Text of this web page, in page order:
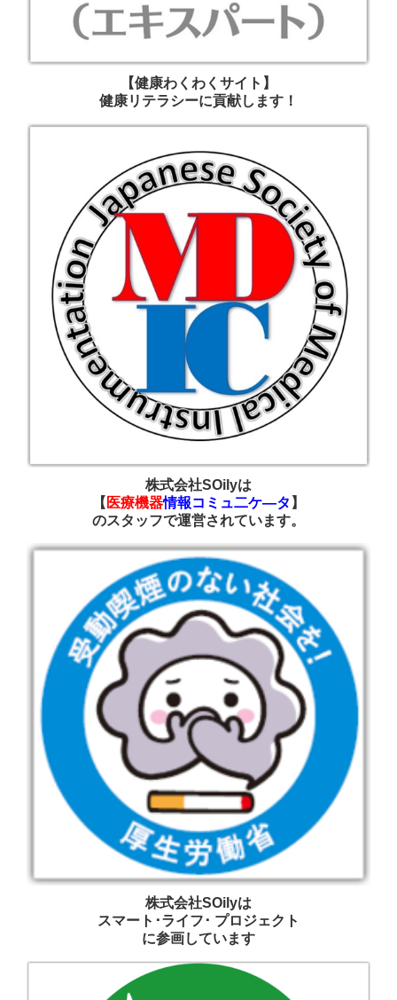
【健康わくわくサイト】
健康リテラシーに貢献します！
株式会社SOilyは
【 医療機器情報コミュ二ケ―タ 】
のスタッフで運営されています。
株式会社SOilyは
スマート･ライフ･ プロジェクト
に参画しています